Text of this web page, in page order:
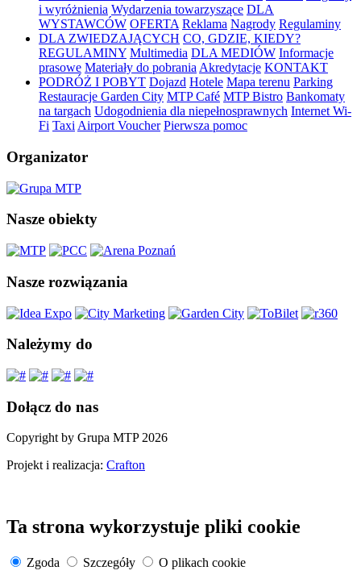
i wyróżnienia Wydarzenia towarzyszące DLA
WYSTAWCÓW OFERTA Reklama Nagrody Regulaminy
DLA ZWIEDZAJĄCYCH CO, GDZIE, KIEDY?
REGULAMINY Multimedia DLA MEDIÓW Informacje
prasowe Materiały do pobrania Akredytacje KONTAKT
PODRÓŻ I POBYT Dojazd Hotele Mapa terenu Parking
Restauracje Garden City MTP Café MTP Bistro Bankomaty
na targach Udogodnienia dla niepełnosprawnych Internet Wi-
Fi Taxi Airport Voucher Pierwsza pomoc
Organizator
Nasze obiekty
Nasze rozwiązania
Należymy do
Dołącz do nas
Copyright by Grupa MTP 2026
Projekt i realizacja: Crafton
Ta strona wykorzystuje pliki cookie
Zgoda Szczegóły
O plikach cookie